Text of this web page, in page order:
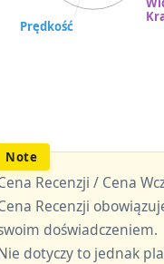
Recenzji / Cena
Recenzji
doświadczeniem.
dotyczy to jednak